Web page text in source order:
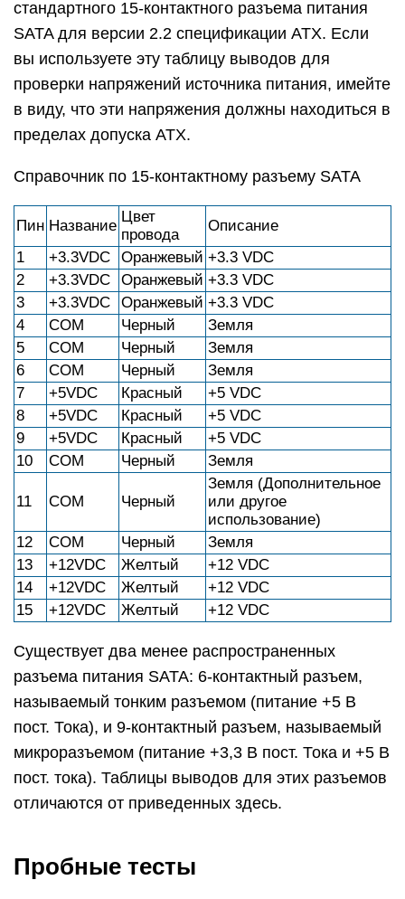
стандартного 15-контактного разъема питания
SATA для версии 2.2 спецификации ATX. Если
вы используете эту таблицу выводов для
проверки напряжений источника питания, имейте
в виду, что эти напряжения должны находиться в
пределах допуска ATX.
Справочник по 15-контактному разъему SATA
Пин Название
Цвет
провода
Описание
1
+3.3VDC Оранжевый +3.3 VDC
2
+3.3VDC Оранжевый +3.3 VDC
3
+3.3VDC Оранжевый +3.3 VDC
4
COM Черный
Земля
5
COM Черный
Земля
6
COM Черный
Земля
7
+5VDC Красный
+5 VDC
8
+5VDC Красный
+5 VDC
9
+5VDC Красный
+5 VDC
10
COM Черный Земля
11 COM Черный
Земля (Дополнительное
или другое
использование)
12
COM Черный
Земля
13
+12VDC Желтый
+12 VDC
14
+12VDC Желтый
+12 VDC
15
+12VDC Желтый +12 VDC
Существует два менее распространенных
разъема питания SATA: 6-контактный разъем,
называемый тонким разъемом (питание +5 В
пост. Тока), и 9-контактный разъем, называемый
микроразъемом (питание +3,3 В пост. Тока и +5 В
пост. тока). Таблицы выводов для этих разъемов
отличаются от приведенных здесь.
Пробные тесты